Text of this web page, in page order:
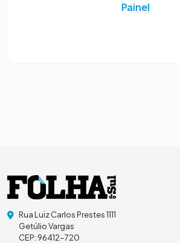
Painel
Rua Luiz Carlos Prestes 1111
Getúlio Vargas
CEP: 96412-720